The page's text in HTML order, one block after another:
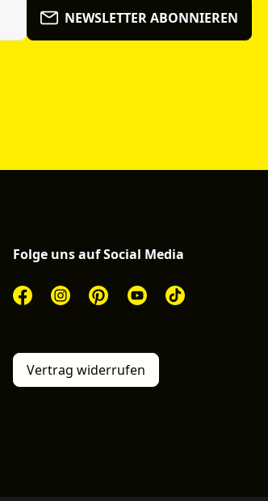
NEWSLETTER ABONNIEREN
Folge uns auf Social Media
Vertrag widerrufen